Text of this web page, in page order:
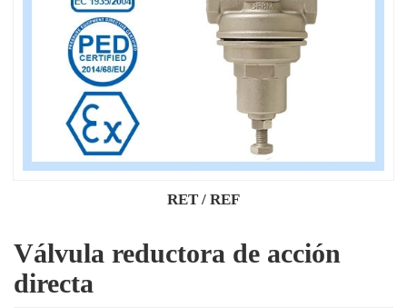
RET / REF
Válvula reductora de acción
directa